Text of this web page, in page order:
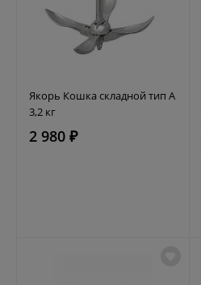
Якорь Кошка складной тип А
3,2 кг
2 980 ₽